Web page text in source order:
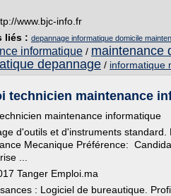
www.bjc-info.fr
liés : depannage informatique domicile
informatique / maintenance
depannage / informatique
technicien maintenance
maintenance informatique
d'outils et d'instruments
Mecanique Préférence:
...
Tanger Emploi.ma
: Logiciel de bureautique.